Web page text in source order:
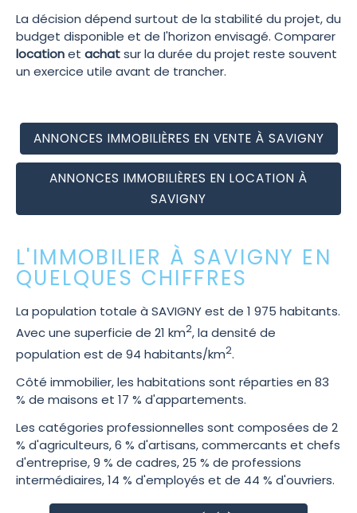
La décision dépend surtout de la stabilité du projet, du
budget disponible et de l'horizon envisagé. Comparer
locationet achatsur la durée du projet reste souvent
un exercice utile avant de trancher.
ANNONCES IMMOBILIÈRES EN VENTE À SAVIGNY
ANNONCES IMMOBILIÈRES EN LOCATION À
SAVIGNY
L'IMMOBILIER À SAVIGNY EN
QUELQUES CHIFFRES
La population totale à SAVIGNY est de 1 975 habitants.
Avec une superficie de 21 km2, la densité de
population est de 94 habitants/km2.
Côté immobilier, les habitations sont réparties en 83
% de maisons et 17 % d'appartements.
Les catégories professionnelles sont composées de 2
% d'agriculteurs, 6 % d'artisans, commercants et chefs
d'entreprise, 9 % de cadres, 25 % de professions
intermédiaires, 14 % d'employés et de 44 % d'ouvriers.